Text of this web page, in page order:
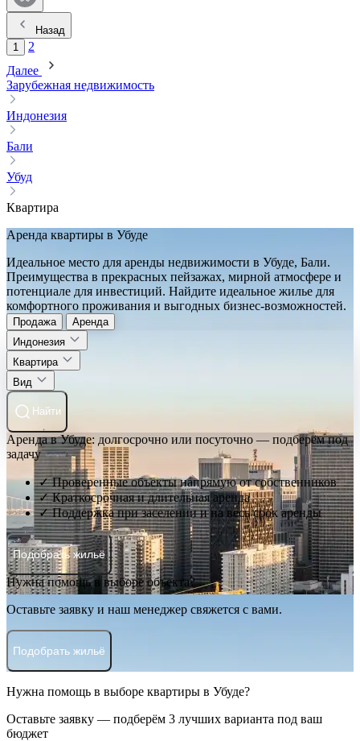
Назад
1
2
Далее
Зарубежная недвижимость
Индонезия
Бали
Убуд
Квартира
Аренда квартиры в Убуде
Идеальное место для аренды недвижимости в Убуде, Бали.
Преимущества в прекрасных пейзажах, мирной атмосфере и
потенциале для инвестиций. Найдите идеальное жилье для
комфортного проживания и выгодных бизнес-возможностей.
Продажа
Аренда
Индонезия
Квартира
Вид
Найти
Аренда в Убуде: долгосрочно или посуточно — подберём под
задачу
✓ Проверенные объекты напрямую от собственников
✓ Краткосрочная и длительная аренда
✓ Поддержка при заселении и на весь срок аренды
Подобрать жильё
Нужна помощь в выборе объекта?
Оставьте заявку и наш менеджер свяжется с вами.
Подобрать жильё
Нужна помощь в выборе квартиры в Убуде?
Оставьте заявку — подберём 3 лучших варианта под ваш
бюджет